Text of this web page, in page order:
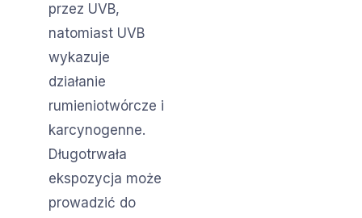
przez UVB,
natomiast UVB
wykazuje
działanie
rumieniotwórcze i
karcynogenne.
Długotrwała
ekspozycja może
prowadzić do